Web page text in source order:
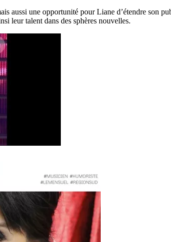
aussi une opportunité pour Liane d’étendre son
leur talent dans des sphères nouvelles.